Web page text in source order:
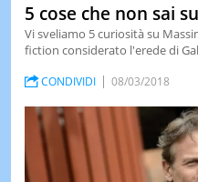
5 cose che non sai
Vi sveliamo 5 curiosità su
fiction considerato l'erede di
CONDIVIDI 08/03/2018